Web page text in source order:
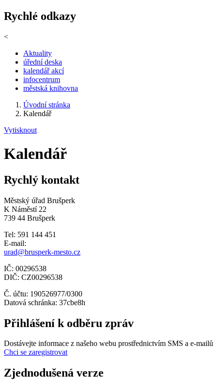
Rychlé odkazy
<
Aktuality
úřední deska
kalendář akcí
infocentrum
městská knihovna
Úvodní stránka
Kalendář
Vytisknout
Kalendář
Rychlý kontakt
Městský úřad Brušperk
K Náměstí 22
739 44 Brušperk
Tel: 591 144 451
E-mail:
urad@brusperk-mesto.cz
IČ: 00296538
DIČ: CZ00296538
Č. účtu: 190526977/0300
Datová schránka: 37cbe8h
Přihlášení k odběru zpráv
Dostávejte informace z našeho webu prostřednictvím SMS a e-mailů
Chci se zaregistrovat
Zjednodušená verze